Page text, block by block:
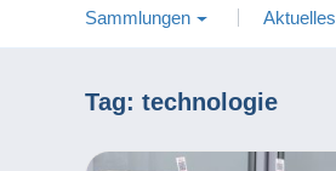
Sammlungen Aktuelles
Tag: technologie